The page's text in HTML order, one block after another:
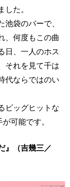
た。
袋のバーで、
、何度もこの曲
日、一人のホス
それを見て千は
代ならではのい
ビッグヒットな
可能です。
』（吉幾三／